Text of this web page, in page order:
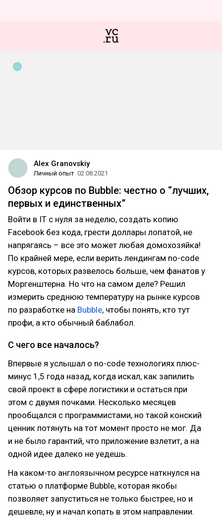
Alex Granovskiy
Личный опыт 02.08.2021
Обзор‌ ‌курсов‌ ‌по‌ ‌Bubble:‌ ‌честно‌ ‌о‌ ‌“лучших,‌
‌первых‌ ‌и‌ ‌единственных”‌
Войти в IT с нуля за неделю, создать копию
Facebook без кода, грести доллары лопатой, не
напрягаясь – все это может любая домохозяйка!
По крайней мере, если верить лендингам no-code
курсов, которых развелось больше, чем фанатов у
Моргенштерна. Но что на самом деле? Решил
измерить среднюю температуру на рынке курсов
по разработке на Bubble, чтобы понять, кто тут
профи, а кто обычный баблабол.
С чего все началось?
Впервые я услышал о no-code технологиях плюс-
минус 1,5 года назад, когда искал, как запилить
свой проект в сфере логистики и остаться при
этом с двумя почками. Несколько месяцев
прообщался с программистами, но такой конский
ценник потянуть на тот момент просто не мог. Да
и не было гарантий, что приложение взлетит, а на
одной идее далеко не уедешь.
На каком-то англоязычном ресурсе наткнулся на
статью о платформе Bubble, которая якобы
позволяет запуститься не только быстрее, но и
дешевле, ну и начал копать в этом направлении.